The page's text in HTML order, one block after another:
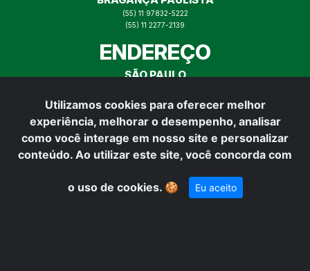
Utilizamos cookies para oferecer melhor
experiência, melhorar o desempenho, analisar
como você interage em nosso site e personalizar
conteúdo. Ao utilizar este site, você concorda com
o uso de cookies. 🍪 Eu aceito
(55) 11 97832-5222
(55) 11 2277-2139
ENDEREÇO
SÃO PAULO
BRAGANÇA PAULISTA
RUA PADRE VITOR N° 165,
REDES SOCIAIS